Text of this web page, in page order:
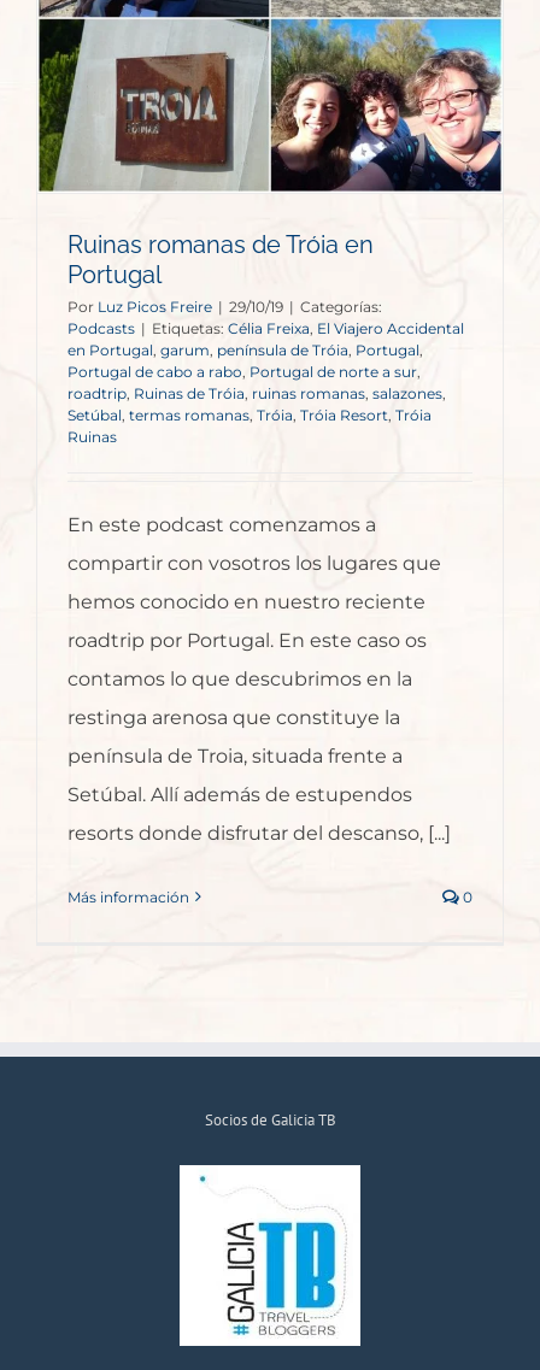
Ruinas romanas de Tróia en
Portugal
Por Luz Picos Freire | 29/10/19 | Categorías:
Podcasts | Etiquetas: Célia Freixa, El Viajero Accidental
en Portugal, garum península de Tróia Portugal,
Portugal de cabo a rabo, Portugal de norte a sur
roadtrip, Ruinas de Tróia, ruinas romanas, salazones,
Setúbal termas romanas, Tróia Tróia Resort Tróia
Ruinas
En este podcast comenzamos a
compartir con vosotros los lugares que
hemos conocido en nuestro reciente
roadtrip por Portugal. En este caso os
contamos lo que descubrimos en la
restinga arenosa que constituye la
península de Troia, situada frente a
Setúbal. Allí además de estupendos
resorts donde disfrutar del descanso, [...]
Más información 0
Socios de Galicia TB